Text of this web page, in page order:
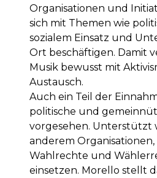
Organisationen und
sich mit Themen wie
sozialem Einsatz und
Ort beschäftigen. Damit
Musik bewusst mit
Austausch.
Auch ein Teil der
politische und
vorgesehen. Unterstützt
anderem
Wahlrechte und
einsetzen. Morello stellt